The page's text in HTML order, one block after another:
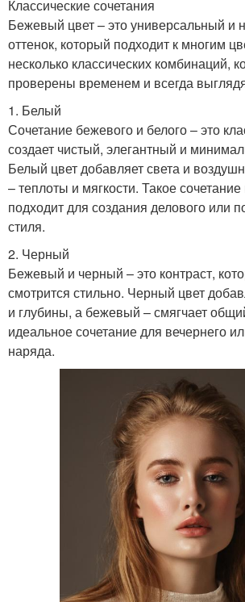
Классические сочетания
Бежевый цвет – это универсальный и
оттенок, который подходит к многим
несколько классических комбинаций,
проверены временем и всегда
1. Белый
Сочетание бежевого и белого – это
создает чистый, элегантный и
Белый цвет добавляет света и
– теплоты и мягкости. Такое
подходит для создания делового или
стиля.
2. Черный
Бежевый и черный – это контраст,
смотрится стильно. Черный цвет
и глубины, а бежевый – смягчает
идеальное сочетание для вечернего
наряда.